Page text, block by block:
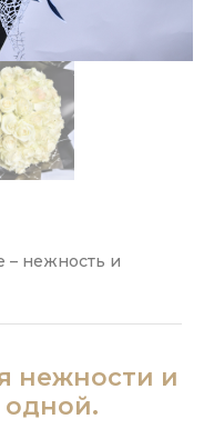
– нежность и
нежности и
одной.